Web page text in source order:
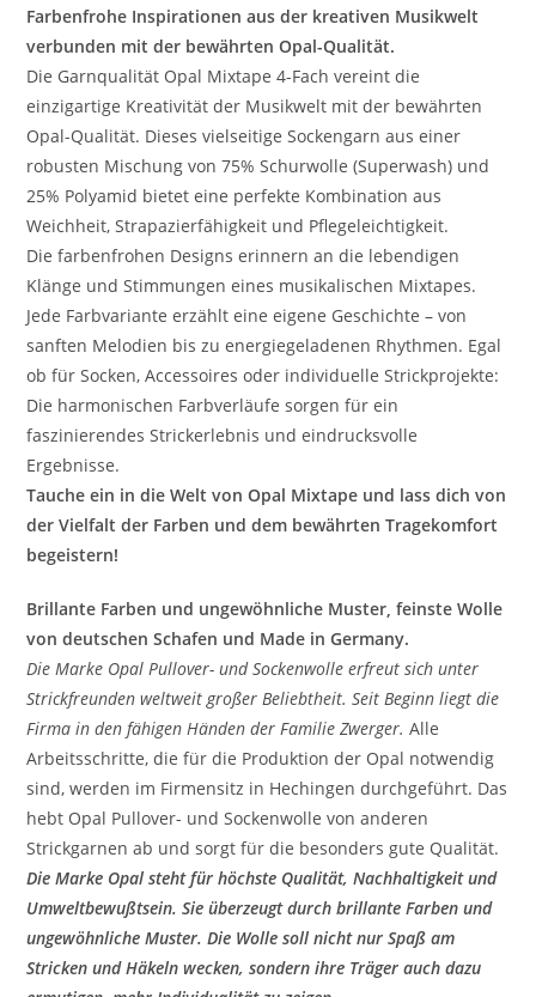
Farbenfrohe Inspirationen aus der kreativen Musikwelt
verbunden mit der bewährten Opal-Qualität.
Die Garnqualität Opal Mixtape 4-Fach vereint die
einzigartige Kreativität der Musikwelt mit der bewährten
Opal-Qualität. Dieses vielseitige Sockengarn aus einer
robusten Mischung von 75% Schurwolle (Superwash) und
25% Polyamid bietet eine perfekte Kombination aus
Weichheit, Strapazierfähigkeit und Pflegeleichtigkeit.
Die farbenfrohen Designs erinnern an die lebendigen
Klänge und Stimmungen eines musikalischen Mixtapes.
Jede Farbvariante erzählt eine eigene Geschichte – von
sanften Melodien bis zu energiegeladenen Rhythmen. Egal
ob für Socken, Accessoires oder individuelle Strickprojekte:
Die harmonischen Farbverläufe sorgen für ein
faszinierendes Strickerlebnis und eindrucksvolle
Ergebnisse.
Tauche ein in die Welt von Opal Mixtape und lass dich von
der Vielfalt der Farben und dem bewährten Tragekomfort
begeistern!
Brillante Farben und ungewöhnliche Muster, feinste Wolle
von deutschen Schafen und Made in Germany.
Die Marke Opal Pullover- und Sockenwolle erfreut sich unter
Strickfreunden weltweit großer Beliebtheit. Seit Beginn liegt die
Firma in den fähigen Händen der Familie Zwerger. Alle
Arbeitsschritte, die für die Produktion der Opal notwendig
sind, werden im Firmensitz in Hechingen durchgeführt. Das
hebt Opal Pullover- und Sockenwolle von anderen
Strickgarnen ab und sorgt für die besonders gute Qualität.
Die Marke Opal steht für höchste Qualität, Nachhaltigkeit und
Umweltbewußtsein. Sie überzeugt durch brillante Farben und
ungewöhnliche Muster. Die Wolle soll nicht nur Spaß am
Stricken und Häkeln wecken, sondern ihre Träger auch dazu